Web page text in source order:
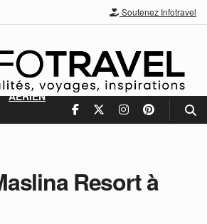
Soutenez Infotravel
NEIGE
AÉRIEN
Resort à